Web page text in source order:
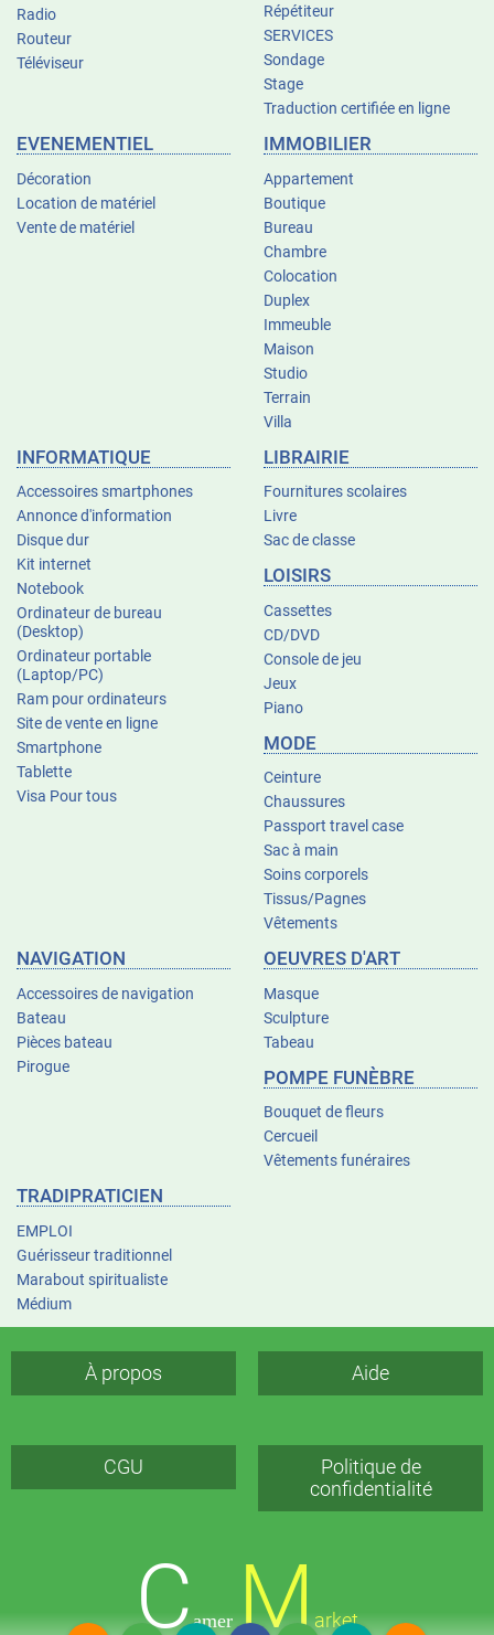
Radio
Routeur
Téléviseur
Répétiteur
SERVICES
Sondage
Stage
Traduction certifiée en ligne
EVENEMENTIEL
Décoration
Location de matériel
Vente de matériel
IMMOBILIER
Appartement
Boutique
Bureau
Chambre
Colocation
Duplex
Immeuble
Maison
Studio
Terrain
Villa
INFORMATIQUE
Accessoires smartphones
Annonce d'information
Disque dur
Kit internet
Notebook
Ordinateur de bureau
(Desktop)
Ordinateur portable
(Laptop/PC)
Ram pour ordinateurs
Site de vente en ligne
Smartphone
Tablette
Visa Pour tous
LIBRAIRIE
Fournitures scolaires
Livre
Sac de classe
LOISIRS
Cassettes
CD/DVD
Console de jeu
Jeux
Piano
MODE
Ceinture
Chaussures
Passport travel case
Sac à main
Soins corporels
Tissus/Pagnes
Vêtements
NAVIGATION
Accessoires de navigation
Bateau
Pièces bateau
Pirogue
OEUVRES D'ART
Masque
Sculpture
Tabeau
POMPE FUNÈBRE
Bouquet de fleurs
Cercueil
Vêtements funéraires
TRADIPRATICIEN
EMPLOI
Guérisseur traditionnel
Marabout spiritualiste
Médium
À propos Aide
CGU
Politique de
confidentialité
CamerMarket